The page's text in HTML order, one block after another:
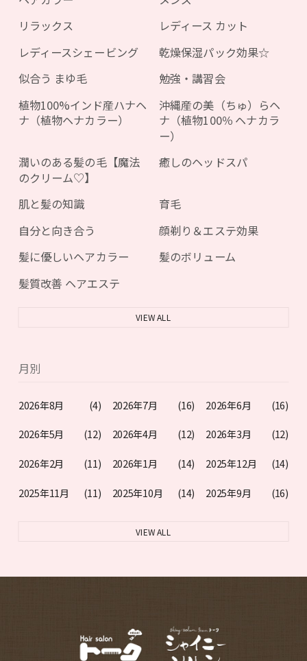
リラックス
レディース カット
レディースシェービング
乾燥保湿パック効果☆
似合う まゆ毛
勉強・講習会
植物100%インド産ハナヘ
ナ（植物ヘナカラー）
沖縄産の美（ちゅ）らヘ
ナ（植物100％ ヘナカラ
ー）
潤いのある髪の毛【魔法
のクリーム♡】
癒しのヘッドスパ
肌と髪の知識
育毛
自分と向き合う
顔剃り＆エステ効果
髪に優しいヘアカラー
髪のボリューム
髪質改善 ヘアエステ
VIEW ALL
月別
2026年8月 (4) 2026年7月 (16) 2026年6月 (16)
2026年5月 (12) 2026年4月 (12) 2026年3月 (12)
2026年2月 (11) 2026年1月 (14) 2025年12月 (14)
2025年11月 (11) 2025年10月 (14) 2025年9月 (16)
VIEW ALL